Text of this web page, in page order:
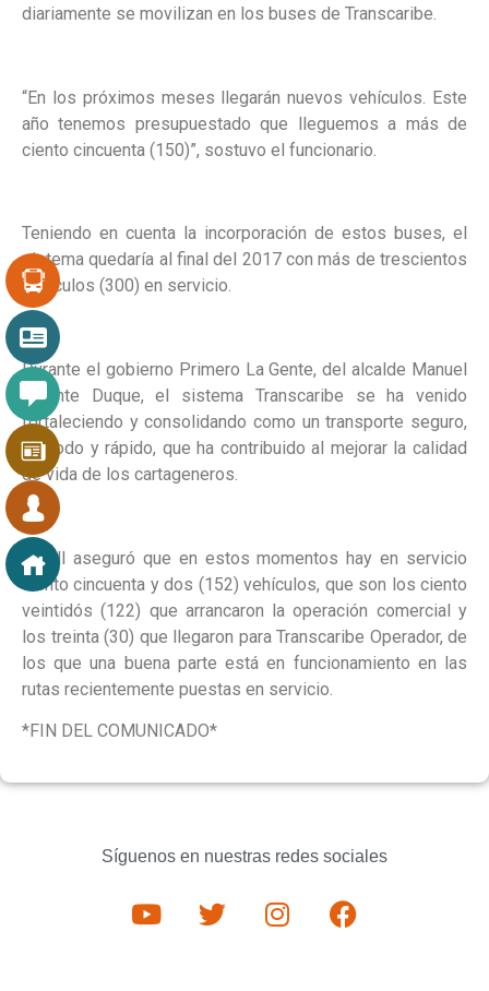
diariamente se movilizan en los buses de Transcaribe.
“En los próximos meses llegarán nuevos vehículos. Este
año tenemos presupuestado que lleguemos a más de
ciento cincuenta (150)”, sostuvo el funcionario.
Teniendo en cuenta la incorporación de estos buses, el
sistema quedaría al final del 2017 con más de trescientos
vehículos (300) en servicio.
Durante el gobierno Primero La Gente, del alcalde Manuel
Vicente Duque, el sistema Transcaribe se ha venido
fortaleciendo y consolidando como un transporte seguro,
cómodo y rápido, que ha contribuido al mejorar la calidad
de vida de los cartageneros.
Ripoll aseguró que en estos momentos hay en servicio
ciento cincuenta y dos (152) vehículos, que son los ciento
veintidós (122) que arrancaron la operación comercial y
los treinta (30) que llegaron para Transcaribe Operador, de
los que una buena parte está en funcionamiento en las
rutas recientemente puestas en servicio.
*FIN DEL COMUNICADO*
Síguenos en nuestras redes sociales